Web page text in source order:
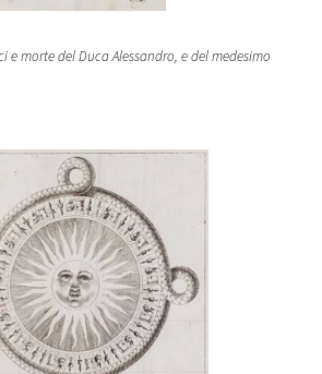
e morte del Duca Alessandro, e del medesimo